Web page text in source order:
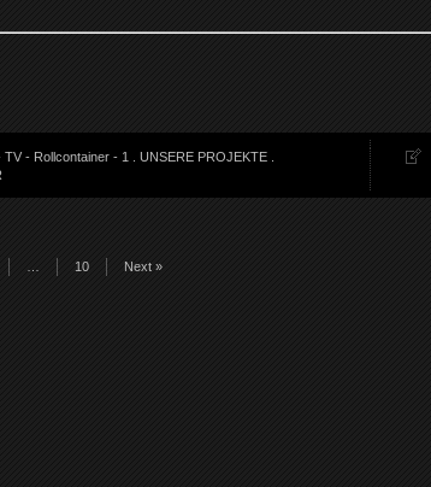
TV - Rollcontainer - 1 UNSERE PROJEKTE.
10 Next »